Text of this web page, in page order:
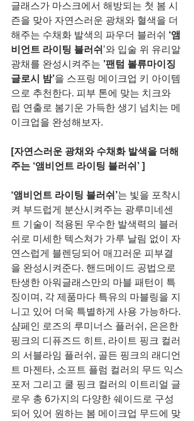
글래스가 마스크에서 해방되는 첫 봄 시
즌을 맞아 자연스러운 광채와 혈색을 더
해주는 수채화 발색의 파우더 블러쉬 ‘앰
비언트 라이팅 블러쉬 ’와 입술 위 유리알
광채를 완성시켜주는 ’팬텀 볼류마이징
글로시 밤’을 스프링 메이크업 키 아이템
으로 추천한다. 피부 톤에 맞는 치크와
립 연출로 봄기운 가득한 생기 넘치는 메
이크업을 완성해보자.
[자연스러운 광채와 수채화 발색을 더해
주는 ‘앰비언트 라이팅 블러쉬’ ]
‘앰비언트 라이팅 블러쉬’는 빛을 포착시
켜 부드럽게 분산시켜주는 광루미네센
트 기술이 적용된 우수한 발색력의 블러
쉬로 미세한 텍스쳐가 가루 날림 없이 자
연스럽게 블렌딩되어 매끄러운 피부결
을 완성시켜준다. 핸드메이드 공법으로
탄생한 아워글래스만의 마블 패턴이 특
징이며, 각 제품마다 특유의 마블링을 지
니고 있어 더욱 특별하게 사용 가능하다.
샴페인 로즈의 루미너스 플러쉬, 은은한
핑크의 디퓨즈드 히트, 라이트 핑크 컬러
의 서블라임 플러쉬, 골든 핑크의 래디언
트 마젠타, 소프트 플럼 컬러의 무드 익스
포저 그리고 쿨 핑크 컬러의 이트리얼 글
로우 총 6가지의 다양한 쉐이드로 구성
되어 있어 원하는 봄 메이크업 무드에 맞